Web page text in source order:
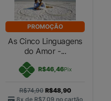
PROMOÇÃO
As Cinco Linguagens
do Amor -...
R$46,46Pix
R$74,90 R$48,90
8x de R$7,09 no cartão